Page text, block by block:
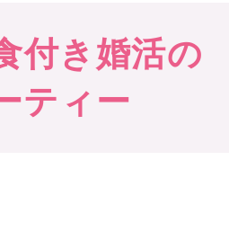
付き婚活の
ティー